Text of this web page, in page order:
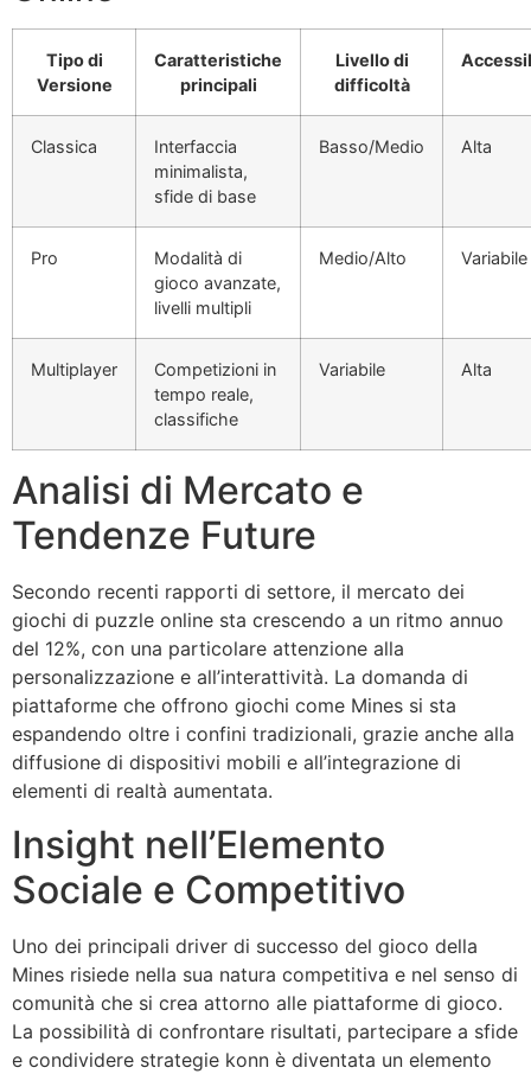
Tipo di
Versione
Caratteristiche
principali
Livello di
difficoltà
Classica
Interfaccia
minimalista,
sfide di base
Basso/Medio Alta
Pro
Modalità di
gioco avanzate,
livelli multipli
Medio/Alto Variabile
Multiplayer
Competizioni in
tempo reale,
classifiche
Variabile Alta
Analisi di Mercato e
Tendenze Future
Secondo recenti rapporti di settore, il mercato dei
giochi di puzzle online sta crescendo a un ritmo annuo
del 12%, con una particolare attenzione alla
personalizzazione e all’interattività. La domanda di
piattaforme che offrono giochi come Mines si sta
espandendo oltre i confini tradizionali, grazie anche alla
diffusione di dispositivi mobili e all’integrazione di
elementi di realtà aumentata.
Insight nell’Elemento
Sociale e Competitivo
Uno dei principali driver di successo del gioco della
Mines risiede nella sua natura competitiva e nel senso di
comunità che si crea attorno alle piattaforme di gioco.
La possibilità di confrontare risultati, partecipare a sfide
e condividere strategie konn è diventata un elemento